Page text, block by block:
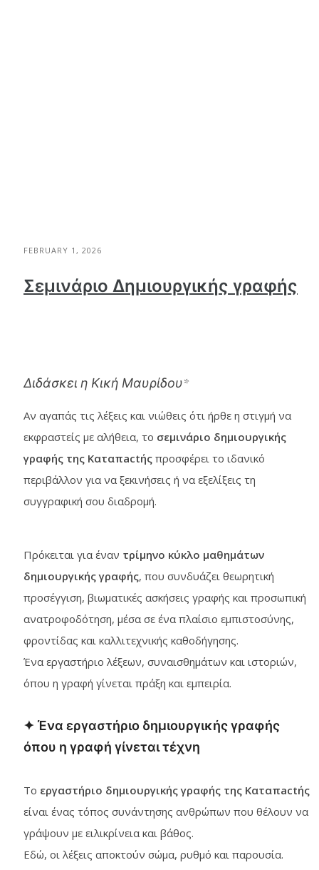
FEBRUARY 1, 2026
Σεμινάριο Δημιουργικής γραφής
Διδάσκει η Κική Μαυρίδου*
Αν αγαπάς τις λέξεις και νιώθεις ότι ήρθε η στιγμή να
εκφραστείς με αλήθεια, το σεμινάριο δημιουργικής
γραφής της Καταπactής προσφέρει το ιδανικό
περιβάλλον για να ξεκινήσεις ή να εξελίξεις τη
συγγραφική σου διαδρομή.
Πρόκειται για έναν τρίμηνο κύκλο μαθημάτων
δημιουργικής γραφής, που συνδυάζει θεωρητική
προσέγγιση, βιωματικές ασκήσεις γραφής και προσωπική
ανατροφοδότηση, μέσα σε ένα πλαίσιο εμπιστοσύνης,
φροντίδας και καλλιτεχνικής καθοδήγησης.
Ένα εργαστήριο λέξεων, συναισθημάτων και ιστοριών,
όπου η γραφή γίνεται πράξη και εμπειρία.
✦ Ένα εργαστήριο δημιουργικής γραφής
όπου η γραφή γίνεται τέχνη
Το εργαστήριο δημιουργικής γραφής της Καταπactής
είναι ένας τόπος συνάντησης ανθρώπων που θέλουν να
γράψουν με ειλικρίνεια και βάθος.
Εδώ, οι λέξεις αποκτούν σώμα, ρυθμό και παρουσία.